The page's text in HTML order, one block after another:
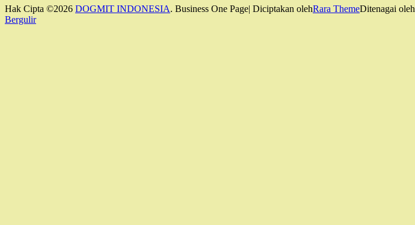
Hak Cipta ©2026 DOGMIT INDONESIA. Business One Page| Diciptakan olehRara ThemeDitenagai oleh
Bergulir